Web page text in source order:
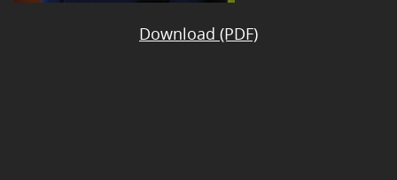
Download (PDF)